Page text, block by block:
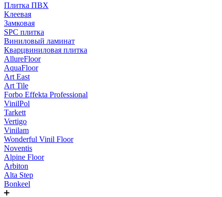
Плитка ПВХ
Клеевая
Замковая
SPC плитка
Виниловый ламинат
Кварцвиниловая плитка
AllureFloor
AquaFloor
Art East
Art Tile
Forbo Effekta Professional
VinilPol
Tarkett
Vertigo
Vinilam
Wonderful Vinil Floor
Noventis
Alpine Floor
Arbiton
Alta Step
Bonkeel